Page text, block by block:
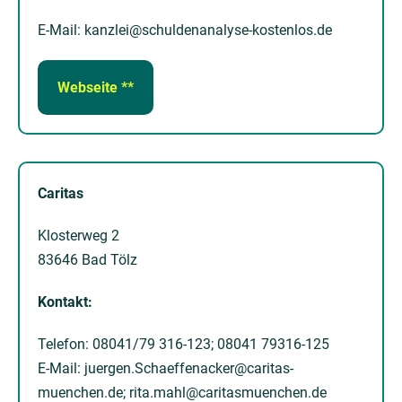
E-Mail: kanzlei@schuldenanalyse-kostenlos.de
Webseite **
Caritas
Kloster­weg 2
83646 Bad Tölz
Kontakt:
Telefon: 08041/79 316-123; 08041 79316-125
E-Mail: juer­gen.Schaeffen­acker@caritas­
muenchen.de; rita.mahl@caritas­muenchen.de